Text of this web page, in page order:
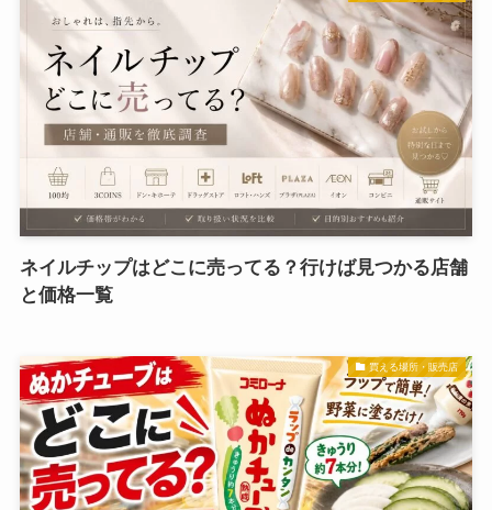
ネイルチップはどこに売ってる？行けば見つかる店舗
と価格一覧
買える場所・販売店